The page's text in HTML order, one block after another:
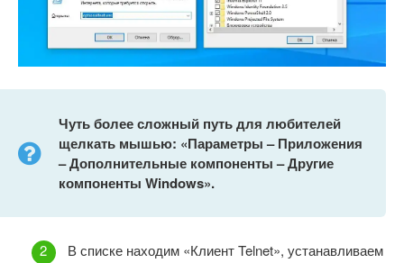
Чуть более сложный путь для любителей
щелкать мышью: «Параметры – Приложения
– Дополнительные компоненты – Другие
компоненты Windows».
В списке находим «Клиент Telnet», устанавливаем